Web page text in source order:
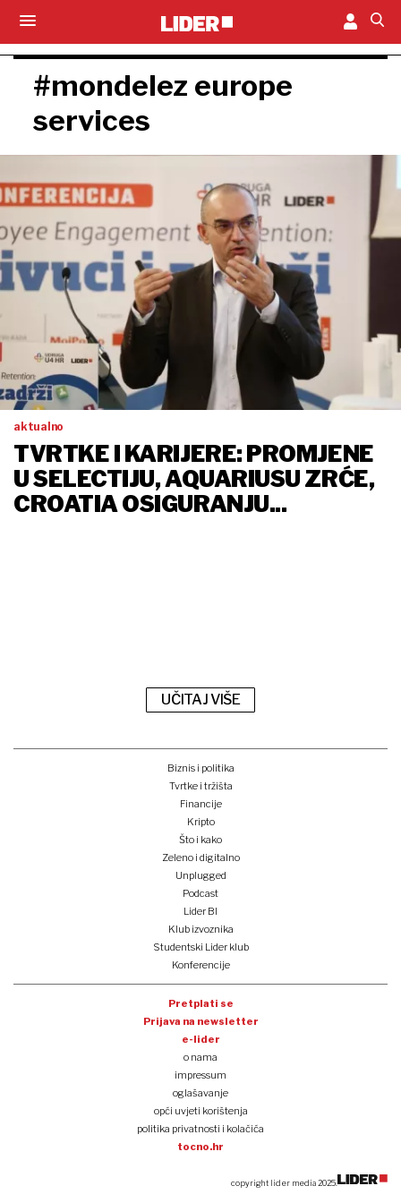
#mondelez europe
services
aktualno
TVRTKE I KARIJERE: PROMJENE
U SELECTIJU, AQUARIUSU ZRĆE,
CROATIA OSIGURANJU...
UČITAJ VIŠE
Biznis i politika
Tvrtke i tržišta
Financije
Kripto
Što i kako
Zeleno i digitalno
Unplugged
Podcast
Lider BI
Klub izvoznika
Studentski Lider klub
Konferencije
Pretplati se
Prijava na newsletter
e-lider
o nama
impressum
oglašavanje
opći uvjeti korištenja
politika privatnosti i kolačića
tocno.hr
copyright lider media 2025.